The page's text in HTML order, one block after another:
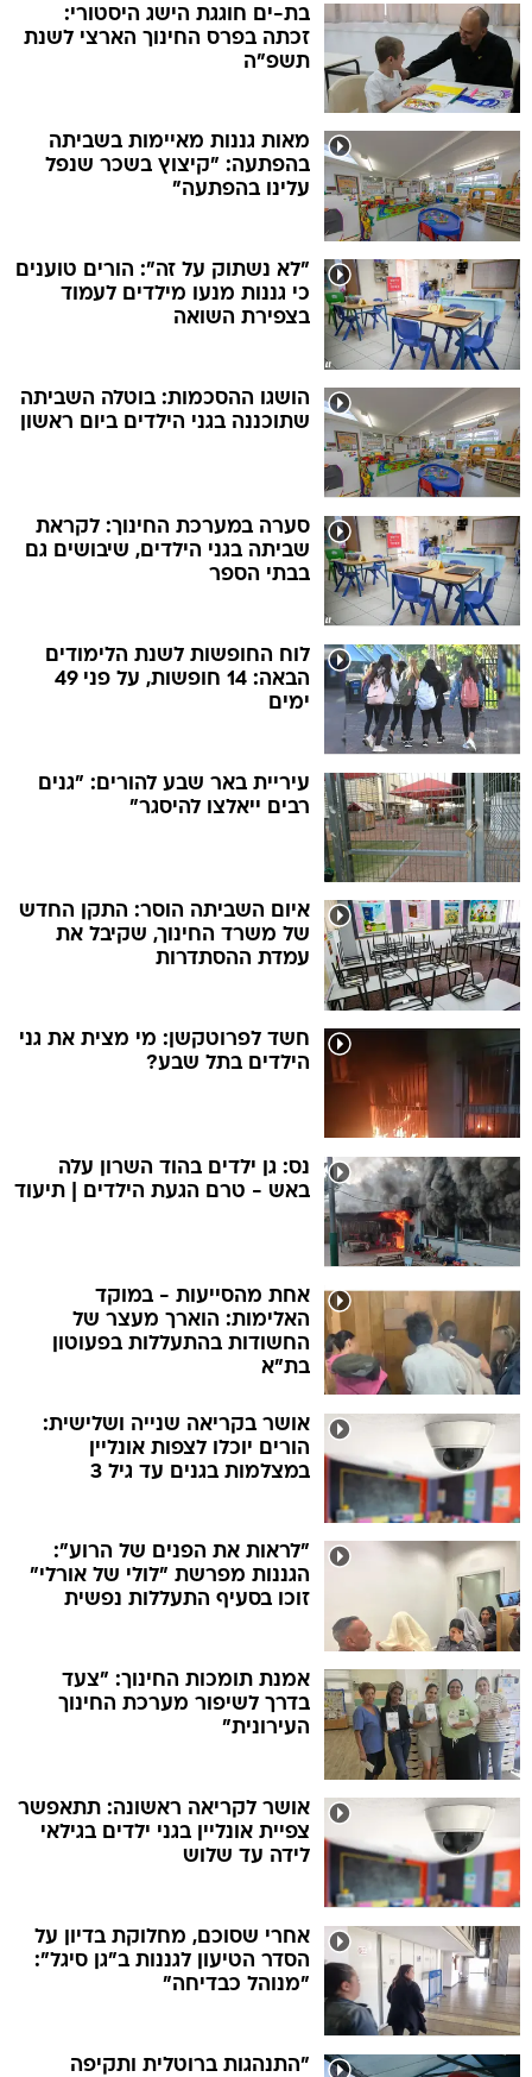
בת-ים חוגגת הישג היסטורי:
זכתה בפרס החינוך הארצי לשנת
תשפ"ה
מאות גננות מאיימות בשביתה
בהפתעה: "קיצוץ בשכר שנפל
עלינו בהפתעה"
"לא נשתוק על זה": הורים טוענים
כי גננות מנעו מילדים לעמוד
בצפירת השואה
הושגו ההסכמות: בוטלה השביתה
שתוכננה בגני הילדים ביום ראשון
סערה במערכת החינוך: לקראת
שביתה בגני הילדים, שיבושים גם
בבתי הספר
לוח החופשות לשנת הלימודים
הבאה: 14 חופשות, על פני 49
ימים
עיריית באר שבע להורים: "גנים
רבים ייאלצו להיסגר"
איום השביתה הוסר: התקן החדש
של משרד החינוך, שקיבל את
עמדת ההסתדרות
חשד לפרוטקשן: מי מצית את גני
הילדים בתל שבע?
נס: גן ילדים בהוד השרון עלה
באש - טרם הגעת הילדים | תיעוד
אחת מהסייעות - במוקד
האלימות: הוארך מעצר של
החשודות בהתעללות בפעוטון
בת"א
אושר בקריאה שנייה ושלישית:
הורים יוכלו לצפות אונליין
במצלמות בגנים עד גיל 3
"לראות את הפנים של הרוע":
הגננות מפרשת "לולי של אורלי"
זוכו בסעיף התעללות נפשית
אמנת תומכות החינוך: "צעד
בדרך לשיפור מערכת החינוך
העירונית"
אושר לקריאה ראשונה: תתאפשר
צפיית אונליין בגני ילדים בגילאי
לידה עד שלוש
אחרי שסוכם, מחלוקת בדיון על
הסדר הטיעון לגננות ב"גן סיגל":
"מנוהל כבדיחה"
"התנהגות ברוטלית ותקיפה